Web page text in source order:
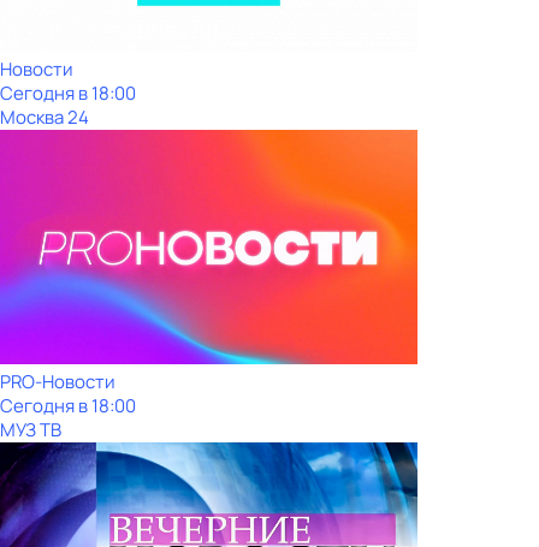
Новости
Сегодня в 18:00
Москва 24
PRO-Новости
Сегодня в 18:00
МУЗ ТВ